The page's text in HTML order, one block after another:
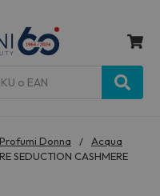
Profumi Donna
Acqua
SEDUCTION CASHMERE